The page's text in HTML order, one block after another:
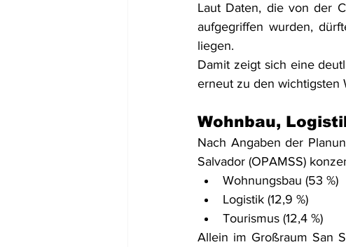
Laut Daten, die von der
aufgegriffen wurden,
liegen.
Damit zeigt sich eine
erneut zu den wichtigsten
Wohnbau,
Nach Angaben der
Salvador (OPAMSS)
Wohnungsbau (53 %)
Logistik (12,9 %)
Tourismus (12,4 %)
Allein im Großraum San